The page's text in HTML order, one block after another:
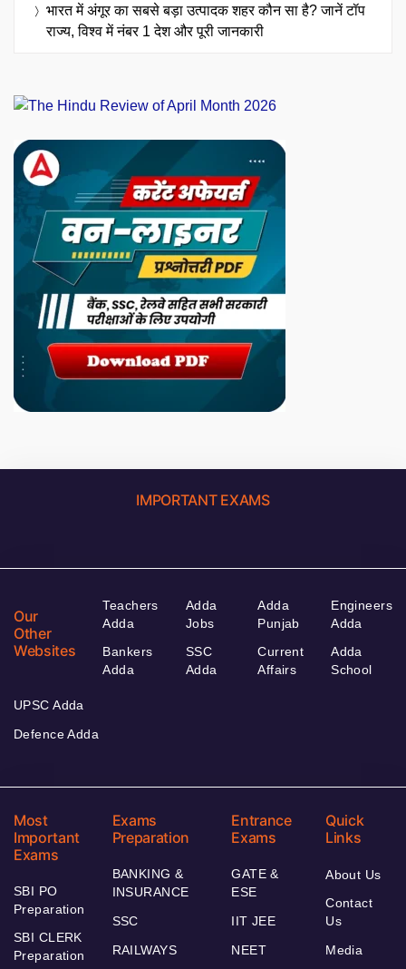
भारत में अंगूर का सबसे बड़ा उत्पादक शहर कौन सा है? जानें टॉप
राज्य, विश्व में नंबर 1 देश और पूरी जानकारी
IMPORTANT EXAMS
Our
Other
Websites
Teachers
Adda
Bankers
Adda
Adda
Jobs
SSC
Adda
Adda
Punjab
Current
Affairs
Engineers
Adda
Adda
School
UPSC Adda
Defence Adda
Most
Important
Exams
SBI PO
Preparation
SBI CLERK
Preparation
Exams
Preparation
BANKING &
INSURANCE
SSC
RAILWAYS
Entrance
Exams
GATE &
ESE
IIT JEE
NEET
Quick
Links
About Us
Contact
Us
Media